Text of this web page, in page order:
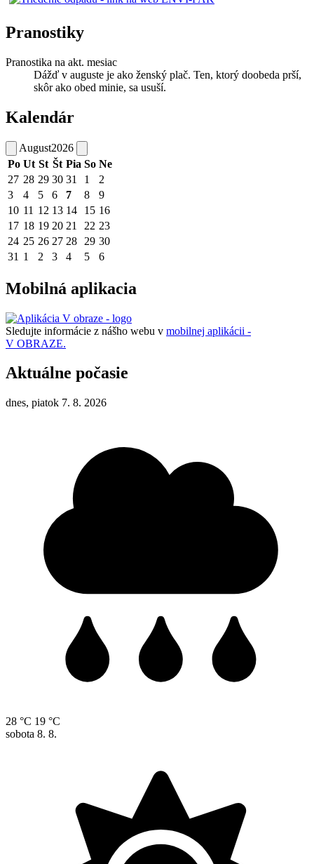
Pranostiky
Pranostika na akt. mesiac
Dážď v auguste je ako ženský plač. Ten, ktorý doobeda prší,
skôr ako obed minie, sa usuší.
Kalendár
August2026
Po Ut St Št Pia So Ne
27 28 29 30 31 1
2
3
4 5 6 7 8
9
10 11 12 13 14 15 16
17 18 19 20 21 22 23
24 25 26 27 28 29 30
31 1 2 3 4 5 6
Mobilná aplikacia
Sledujte informácie z nášho webu v mobilnej aplikácii -
V OBRAZE.
Aktuálne počasie
dnes, piatok 7. 8. 2026
28 °C 19 °C
sobota 8. 8.